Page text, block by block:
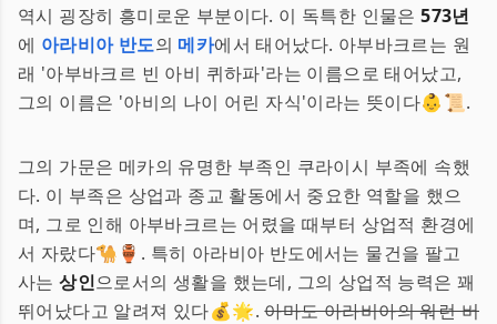
역시 굉장히 흥미로운 부분이다. 이 독특한 인물은573년
에 아라비아 반도의 메카에서 태어났다. 아부바크르는 원
래 '아부바크르 빈 아비 퀴하파'라는 이름으로 태어났고,
그의 이름은 '아비의 나이 어린 자식'이라는 뜻이다👶📜.
그의 가문은 메카의 유명한 부족인 쿠라이시 부족에 속했
다. 이 부족은 상업과 종교 활동에서 중요한 역할을 했으
며, 그로 인해 아부바크르는 어렸을 때부터 상업적 환경에
서 자랐다🐪🏺. 특히 아라비아 반도에서는 물건을 팔고
사는상인으로서의 생활을 했는데, 그의 상업적 능력은 꽤
뛰어났다고 알려져 있다💰🌟.아마도 아라비아의 워런 버